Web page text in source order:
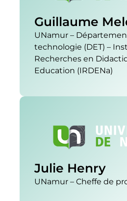
Guillaume
UNamur –
technologie (DET) –
Recherches en
Education (IRDENa)
Julie Henry
UNamur – Cheffe de